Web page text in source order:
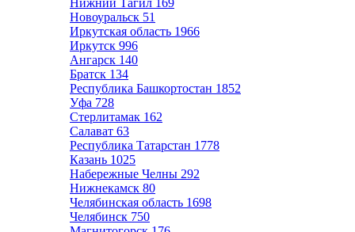
Нижний Тагил 169
Новоуральск 51
Иркутская область 1966
Иркутск 996
Ангарск 140
Братск 134
Республика Башкортостан 1852
Уфа 728
Стерлитамак 162
Салават 63
Республика Татарстан 1778
Казань 1025
Набережные Челны 292
Нижнекамск 80
Челябинская область 1698
Челябинск 750